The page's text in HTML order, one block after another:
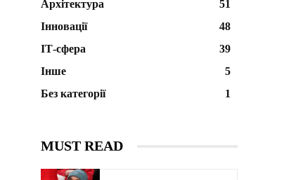
Архітектура
51
Інновації
48
ІТ-сфера
39
Інше
5
Без категорії
1
MUST READ